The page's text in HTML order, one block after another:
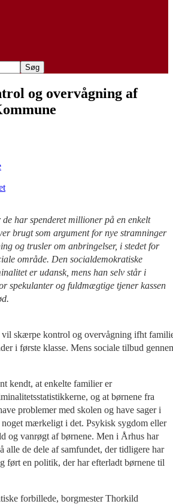
og overvågning af
har spenderet millioner på en enkelt
brugt som argument for nye stramninger
og trusler om anbringelser, i stedet for
område. Den socialdemokratiske
er udansk, mens han selv står i
spekulanter og fuldmægtige tjener kassen
skærpe kontrol og overvågning ifht
i første klasse. Mens sociale tilbud
kendt, at enkelte familier er
og at børnene fra
problemer med skolen og have sager i
mærkeligt i det. Psykisk sygdom eller
og vanrøgt af børnene. Men i Århus har
alle de dele af samfundet, der tidligere har
ført en politik, der har efterladt børnene til
forbillede, borgmester Thorkild